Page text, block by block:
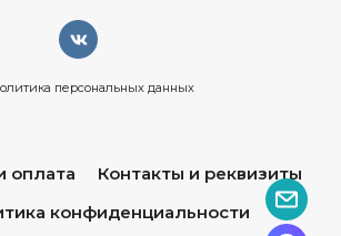
персональных данных
оплата
Контакты и реквизиты
конфиденциальности